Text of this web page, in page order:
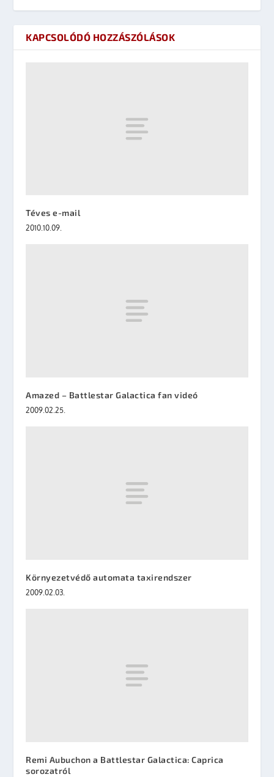
KAPCSOLÓDÓ HOZZÁSZÓLÁSOK
Téves e-mail
2010.10.09.
Amazed – Battlestar Galactica fan videó
2009.02.25.
Környezetvédő automata taxirendszer
2009.02.03.
Remi Aubuchon a Battlestar Galactica: Caprica
sorozatról